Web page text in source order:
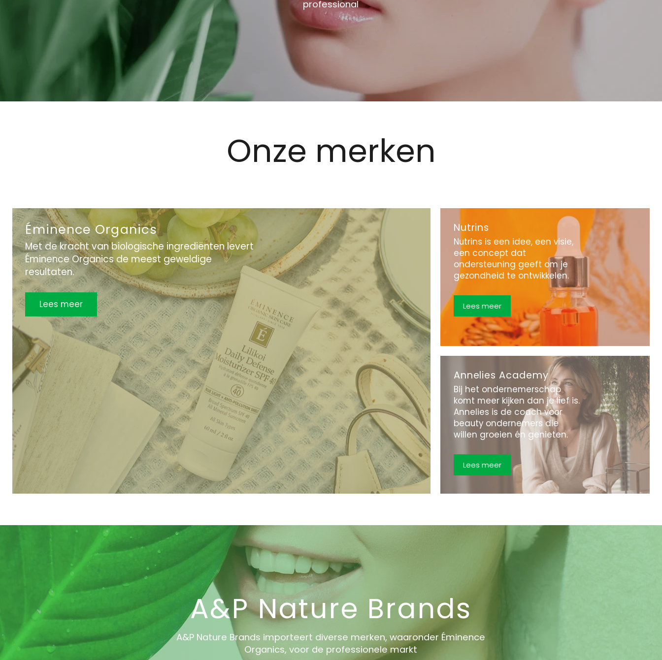
professional
Onze merken
Éminence Organics
Met de kracht van biologische ingrediënten levert
Éminence Organics de meest geweldige
resultaten.
Lees meer
Nutrins
Nutrins is een idee, een visie,
een concept dat
ondersteuning geeft om je
gezondheid te ontwikkelen.
Lees meer
Annelies Academy
Bij het ondernemerschap
komt meer kijken dan je lief is.
Annelies is de coach voor
beauty ondernemers die
willen groeien én genieten.
Lees meer
A&P Nature Brands
A&P Nature Brands importeert diverse merken, waaronder Éminence
Organics, voor de professionele markt